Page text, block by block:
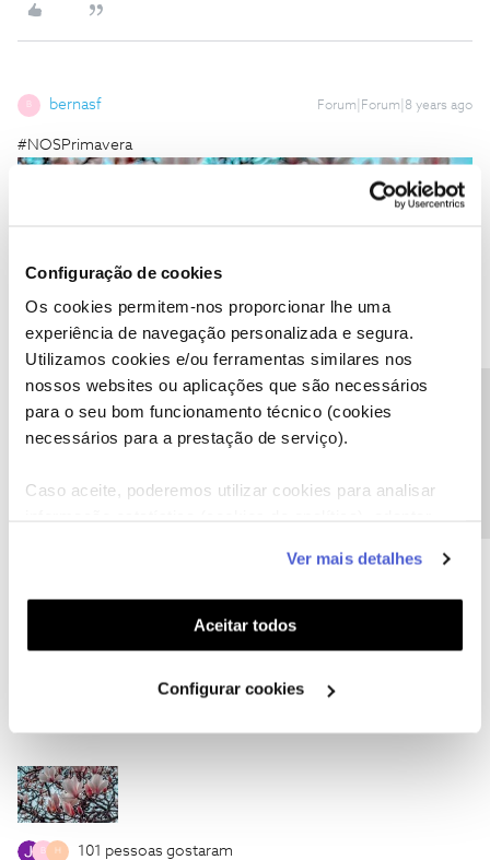
Configuração de cookies
Os cookies permitem-nos proporcionar lhe uma
experiência de navegação personalizada e segura.
Utilizamos cookies e/ou ferramentas similares nos
nossos websites ou aplicações que são necessários
para o seu bom funcionamento técnico (cookies
necessários para a prestação de serviço).
Caso aceite, poderemos utilizar cookies para analisar
funcionalidades (cookies de personalização e
funcionalidade) e adaptar anúncios aos seus interesses
(cookies de publicidade personalizada). Pode gerir a
utilização dos cookies clicando em "Configurar
Ver mais detalhes
Aceitar todos
Configurar cookies
B bernasf Forum|Forum|8 years ago
#NOSPrimavera
B 101 pessoas gostaram